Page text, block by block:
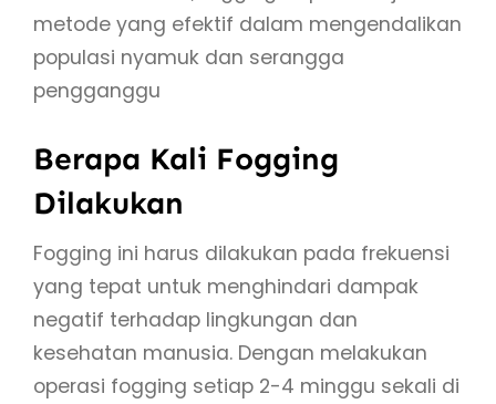
metode yang efektif dalam mengendalikan
populasi nyamuk dan serangga
pengganggu
Berapa Kali Fogging
Dilakukan
Fogging ini harus dilakukan pada frekuensi
yang tepat untuk menghindari dampak
negatif terhadap lingkungan dan
kesehatan manusia. Dengan melakukan
operasi fogging setiap 2-4 minggu sekali di